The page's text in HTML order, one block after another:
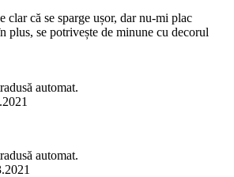
clar că se sparge ușor, dar nu-mi plac
plus, se potrivește de minune cu decorul
automat.
automat.